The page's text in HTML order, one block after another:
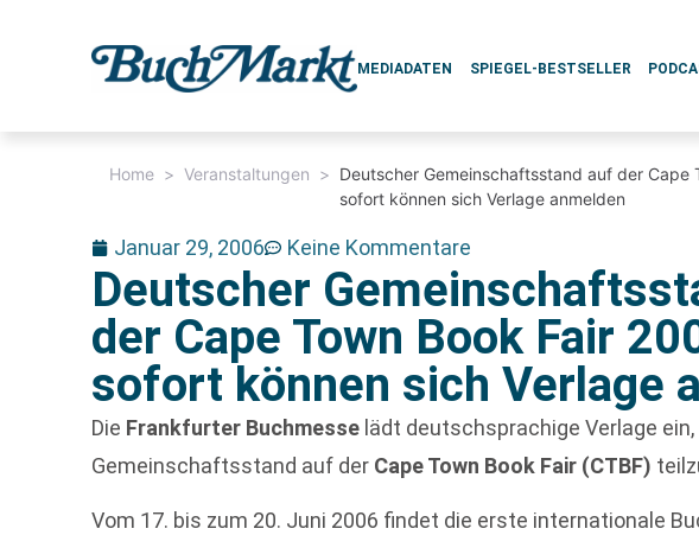
MEDIADATEN SPIEGEL-BESTSELLER
Home > Veranstaltungen > Deutscher Gemeinschaftsstand auf der Cape
sofort können sich Verlage anmelden
Januar 29, 2006 Keine Kommentare
Deutscher
der Cape Town Book Fair
sofort können sich Verlage
Die Frankfurter Buchmesse lädt deutschsprachige Verlage ein,
Gemeinschaftsstand auf der Cape Town Book Fair (CTBF)
Vom 17. bis zum 20. Juni 2006 findet die erste internationale